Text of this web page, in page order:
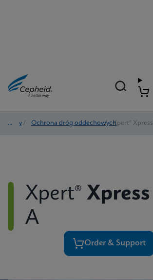
Testy / Ochrona dróg oddechowych
/ Xpert®
Xpert® Xpress
A
Order & Support